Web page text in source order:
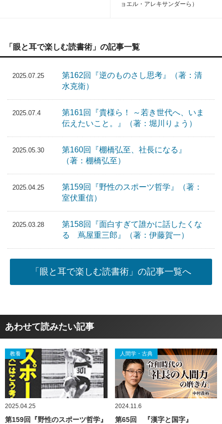
ョエル・アレキサンダーら）
「眼と耳で楽しむ読書術」の記事一覧
2025.07.25
第162回『逆のものさし思考』（著：清
水克衛）
2025.07.4
第161回『貴様ら！ ～若き世代へ、いま
伝えたいこと。』（著：堀川りょう）
2025.05.30
第160回『棚橋弘至、社長になる』
（著：棚橋弘至）
2025.04.25
第159回『野性のスポーツ哲学』（著：
室伏重信）
2025.03.28
第158回『面白すぎて誰かに話したくな
る 蔦屋重三郎』（著：伊藤賀一）
「眼と耳で楽しむ読書術」の記事一覧へ
あわせて読みたい記事
教養
2025.04.25
第159回『野性のスポーツ哲学』
人間学・古典
2024.11.6
第65回 『漢字と国字』